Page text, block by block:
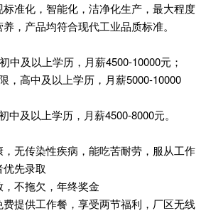
准化，智能化，洁净化生产，最大程度
，产品均符合现代工业品质标准。
中及以上学历，月薪4500-10000元；
，高中及以上学历，月薪5000-10000
中及以上学历，月薪4500-8000元。
无传染性疾病，能吃苦耐劳，服从工作
先录取
不拖欠，年终奖金
提供工作餐，享受两节福利，厂区无线